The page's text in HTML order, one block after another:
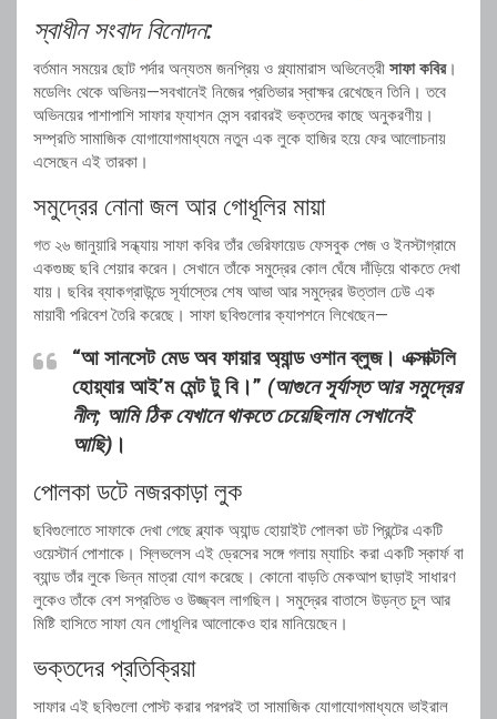
স্বাধীন সংবাদ বিনোদন:
বর্তমান সময়ের ছোট পর্দার অন্যতম জনপ্রিয় ও গ্ল্যামারাস অভিনেত্রী সাফা কবির।
মডেলিং থেকে অভিনয়—সবখানেই নিজের প্রতিভার স্বাক্ষর রেখেছেন তিনি। তবে
অভিনয়ের পাশাপাশি সাফার ফ্যাশন সেন্স বরাবরই ভক্তদের কাছে অনুকরণীয়।
সম্প্রতি সামাজিক যোগাযোগমাধ্যমে নতুন এক লুকে হাজির হয়ে ফের আলোচনায়
এসেছেন এই তারকা।
সমুদ্রের নোনা জল আর গোধূলির মায়া
গত ২৬ জানুয়ারি সন্ধ্যায় সাফা কবির তাঁর ভেরিফায়েড ফেসবুক পেজ ও ইনস্টাগ্রামে
একগুচ্ছ ছবি শেয়ার করেন। সেখানে তাঁকে সমুদ্রের কোল ঘেঁষে দাঁড়িয়ে থাকতে দেখা
যায়। ছবির ব্যাকগ্রাউন্ডে সূর্যাস্তের শেষ আভা আর সমুদ্রের উত্তাল ঢেউ এক
মায়াবী পরিবেশ তৈরি করেছে। সাফা ছবিগুলোর ক্যাপশনে লিখেছেন—
“আ সানসেট মেড অব ফায়ার অ্যান্ড ওশান ব্লুজ। এক্সাক্টলি
হোয়্যার আই’ম মেন্ট টু বি।” (আগুনে সূর্যাস্ত আর সমুদ্রের
নীল; আমি ঠিক যেখানে থাকতে চেয়েছিলাম সেখানেই
আছি) ।
পোলকা ডটে নজরকাড়া লুক
ছবিগুলোতে সাফাকে দেখা গেছে ব্ল্যাক অ্যান্ড হোয়াইট পোলকা ডট প্রিন্টের একটি
ওয়েস্টার্ন পোশাকে। স্লিভলেস এই ড্রেসের সঙ্গে গলায় ম্যাচিং করা একটি স্কার্ফ বা
ব্যান্ড তাঁর লুকে ভিন্ন মাত্রা যোগ করেছে। কোনো বাড়তি মেকআপ ছাড়াই সাধারণ
লুকেও তাঁকে বেশ সপ্রতিভ ও উজ্জ্বল লাগছিল। সমুদ্রের বাতাসে উড়ন্ত চুল আর
মিষ্টি হাসিতে সাফা যেন গোধূলির আলোকেও হার মানিয়েছেন।
ভক্তদের প্রতিক্রিয়া
সাফার এই ছবিগুলো পোস্ট করার পরপরই তা সামাজিক যোগাযোগমাধ্যমে ভাইরাল